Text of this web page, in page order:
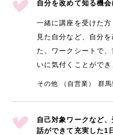
自分を改めて知る機
一緒に講座を受けた
見た自分など、自分
た。ワークシートで
いに気付くことができ
その他 （自営業） 群
自己対象ワークなど
話ができて充実した1